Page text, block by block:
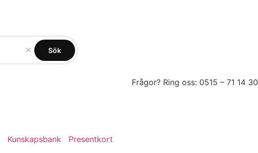
Sök
Frågor? Ring oss: 0515 – 71 14 30
Kunskapsbank Presentkort